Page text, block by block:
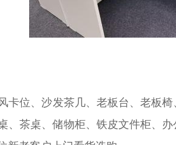
卡位‌‌、沙‌‌发茶几、老板台、老板
、茶桌、储物柜、铁皮文件柜、